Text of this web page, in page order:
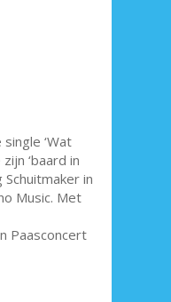
‘Wat
‘baard in
in
Music. Met
Paasconcert